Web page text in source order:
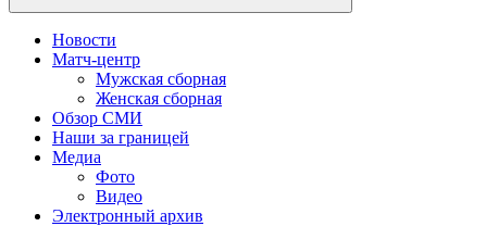
Новости
Матч-центр
Мужская сборная
Женская сборная
Обзор СМИ
Наши за границей
Медиа
Фото
Видео
Электронный архив